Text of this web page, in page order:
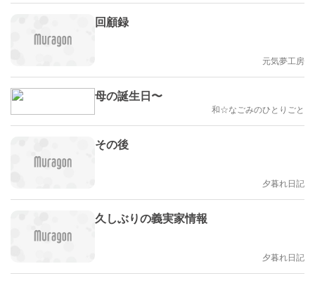
回顧録
元気夢工房
母の誕生日〜
和☆なごみのひとりごと
その後
夕暮れ日記
久しぶりの義実家情報
夕暮れ日記